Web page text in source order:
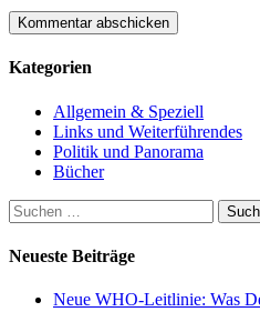
Kategorien
Allgemein & Speziell
Links und Weiterführendes
Politik und Panorama
Bücher
Suchen
nach:
Neueste Beiträge
Neue WHO-Leitlinie: Was